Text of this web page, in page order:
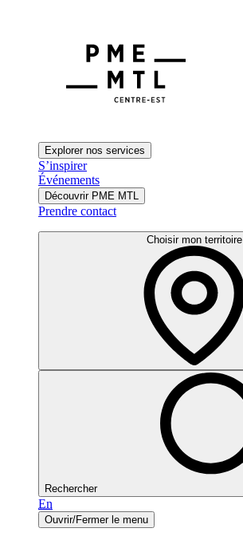
Explorer nos services
S’inspirer
Événements
Découvrir PME MTL
Prendre contact
Choisir mon territoire
Rechercher
En
Ouvrir/Fermer le menu